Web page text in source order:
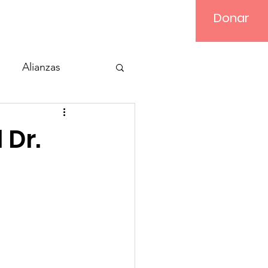
Donar
Alianzas